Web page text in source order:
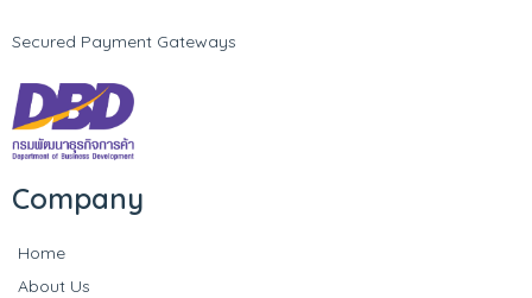
Secured Payment Gateways
Company
Home
About Us